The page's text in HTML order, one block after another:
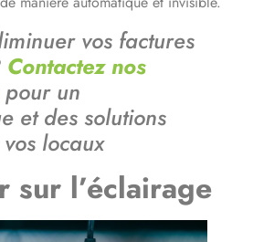
vos factures
Contactez nos
pour un
et des solutions
locaux
sur l’éclairage